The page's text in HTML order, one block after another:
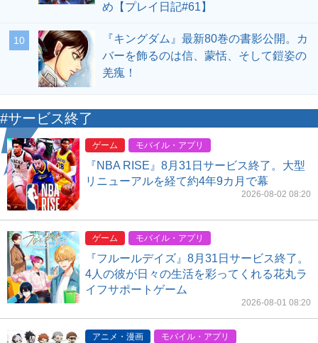
め【プレイ日記#61】
10
『キングダム』最新80巻の書影公開。カ
バーを飾るのは信、蒙恬、そして鎧姿の
羌瘣！
#サービス終了
ゲーム モバイル・アプリ
『NBA RISE』8月31日サービス終了。大型
リニューアルを経て約4年9カ月で幕
2026-08-02 08:20
ゲーム モバイル・アプリ
『フルールデイズ』8月31日サービス終了。
4人の彼が日々の生活を彩ってくれる花丸ラ
イフサポートゲーム
2026-08-01 08:20
アニメ・漫画 モバイル・アプリ